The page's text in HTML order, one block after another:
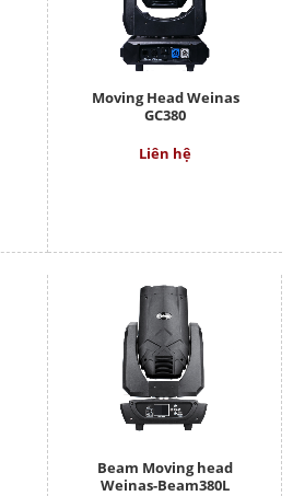
Moving Head Weinas
GC380
Liên hệ
Beam Moving head
Weinas-Beam380L